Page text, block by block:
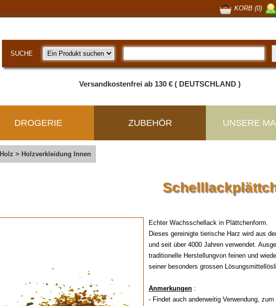
KORB (0)
SUCHE
Versandkostenfrei ab 130 € ( DEUTSCHLAND )
DROGERIE ZUBEHÖR UNSERE
Holz > Holzverkleidung Innen
Echter Wachsschellack in Plättchenform.
Dieses gereinigte tierische Harz wird aus
und seit über 4000 Jahren verwendet.
traditionelle Herstellungvon feinen und
seiner besonders grossen
Anmerkungen :
- Findet auch anderweitig Verwendung,